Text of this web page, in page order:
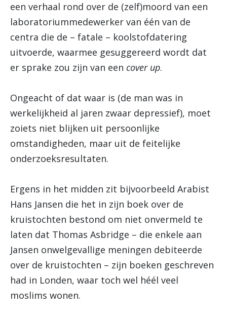
een verhaal rond over de (zelf)moord van een
laboratoriummedewerker van één van de
centra die de – fatale – koolstofdatering
uitvoerde, waarmee gesuggereerd wordt dat
er sprake zou zijn van een cover up.
Ongeacht of dat waar is (de man was in
werkelijkheid al jaren zwaar depressief), moet
zoiets niet blijken uit persoonlijke
omstandigheden, maar uit de feitelijke
onderzoeksresultaten.
Ergens in het midden zit bijvoorbeeld Arabist
Hans Jansen die het in zijn boek over de
kruistochten bestond om niet onvermeld te
laten dat Thomas Asbridge – die enkele aan
Jansen onwelgevallige meningen debiteerde
over de kruistochten – zijn boeken geschreven
had in Londen, waar toch wel héél veel
moslims wonen.